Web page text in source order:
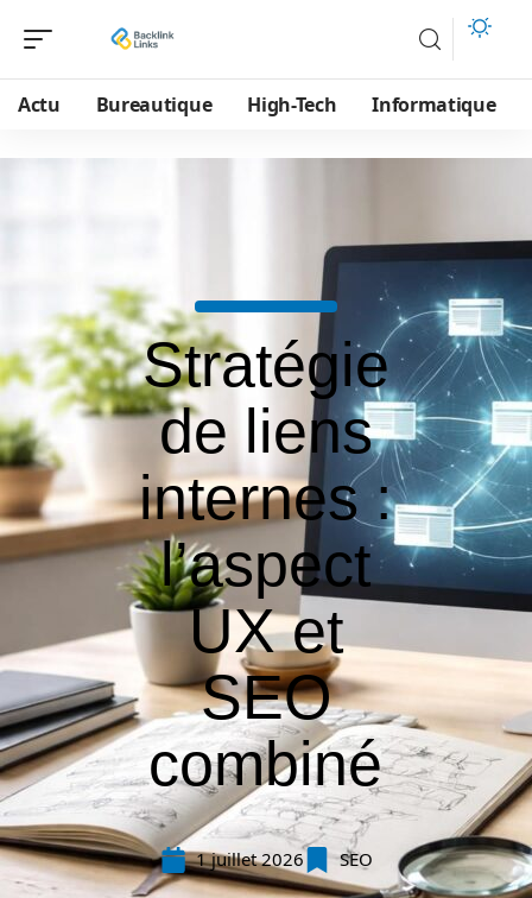
Actu Bureautique High-Tech Informatique
Stratégie
de liens
internes :
l’aspect
UX et
SEO
combiné
1 juillet 2026 SEO